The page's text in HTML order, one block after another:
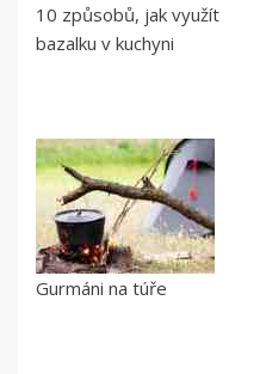
10 způsobů, jak využít
bazalku v kuchyni
Gurmáni na túře